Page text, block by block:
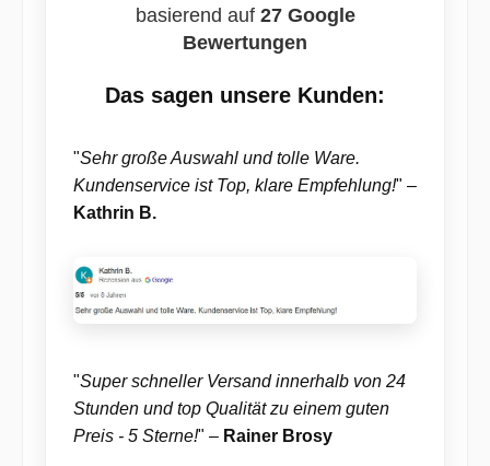
basierend auf 27 Google
Bewertungen
Das sagen unsere Kunden:
"Sehr große Auswahl und tolle Ware.
Kundenservice ist Top, klare Empfehlung!" –
Kathrin B.
"Super schneller Versand innerhalb von 24
Stunden und top Qualität zu einem guten
Preis - 5 Sterne!" – Rainer Brosy